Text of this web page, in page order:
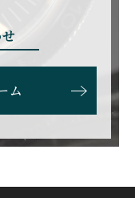
EDOX
エドックス
F.P.ジュルヌ
フォルティス
NT
ム